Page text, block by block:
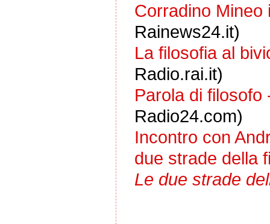
Corradino Mineo
Rainews24.it)
La filosofia al
Radio.rai.it)
Parola di filosofo
Radio24.com)
Incontro con
due strade della
Le due strade